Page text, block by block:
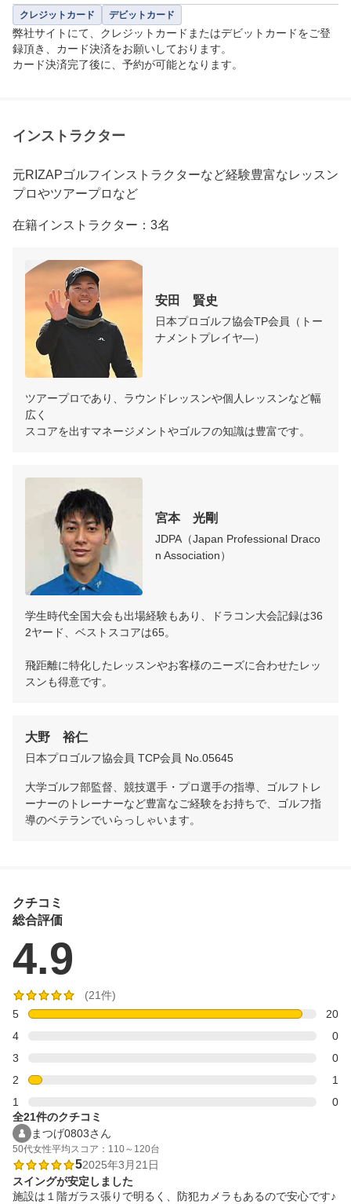
クレジットカード デビットカード
弊社サイトにて、クレジットカードまたはデビットカードをご登
録頂き、カード決済をお願いしております。
カード決済完了後に、予約が可能となります。
インストラクター
元RIZAPゴルフインストラクターなど経験豊富なレッスン
プロやツアープロなど
在籍インストラクター：3名
安田　賢史
日本プロゴルフ協会TP会員（トー
ナメントプレイヤ―）
ツアープロであり、ラウンドレッスンや個人レッスンなど幅
広く
宮本　光剛
JDPA（Japan Professional Draco
n Association）
学生時代全国大会も出場経験もあり、ドラコン大会記録は36
2ヤード、ベストスコアは65。
飛距離に特化したレッスンやお客様のニーズに合わせたレッ
スンも得意です。
大野　裕仁
日本プロゴルフ協会員 TCP会員 No.05645
大学ゴルフ部監督、競技選手・プロ選手の指導、ゴルフトレ
ーナーのトレーナーなど豊富なご経験をお持ちで、ゴルフ指
導のベテランでいらっしゃいます。
クチコミ
総合評価
4.9
(21件)
5
20
4
0
3
0
2
1
1
0
全21件のクチコミ
まつげ0803さん
50代女性平均スコア：110～120台
52025年3月21日
スイングが安定しました
施設は１階ガラス張りで明るく、防犯カメラもあるので安心です♪